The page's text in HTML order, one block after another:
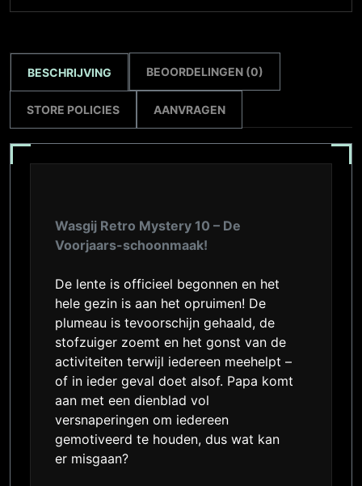
BESCHRIJVING BEOORDELINGEN (0)
STORE POLICIES AANVRAGEN
Wasgij Retro Mystery 10 – De
Voorjaars-schoonmaak!
De lente is officieel begonnen en het
hele gezin is aan het opruimen! De
plumeau is tevoorschijn gehaald, de
stofzuiger zoemt en het gonst van de
activiteiten terwijl iedereen meehelpt –
of in ieder geval doet alsof. Papa komt
aan met een dienblad vol
versnaperingen om iedereen
gemotiveerd te houden, dus wat kan
er misgaan?